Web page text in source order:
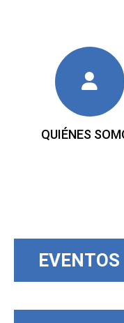
QUIÉNES
EVENTOS